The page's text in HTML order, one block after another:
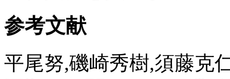
参考文献
平尾努,磯崎秀樹,須藤克